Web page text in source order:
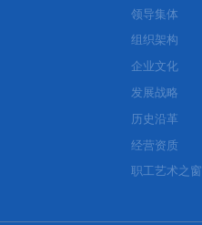
领导集体
组织架构
企业文化
发展战略
历史沿革
经营资质
职工艺术之窗